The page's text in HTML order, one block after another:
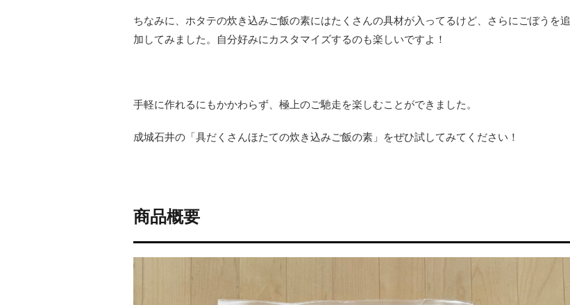
ちなみに、ホタテの炊き込みご飯の素にはたくさんの具材が入ってるけど、さらにごぼうを追
加してみました。自分好みにカスタマイズするのも楽しいですよ！
手軽に作れるにもかかわらず、極上のご馳走を楽しむことができました。
成城石井の「具だくさんほたての炊き込みご飯の素」をぜひ試してみてください！
商品概要